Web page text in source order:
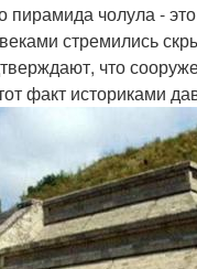
чолула -
стремились
что
факт историками